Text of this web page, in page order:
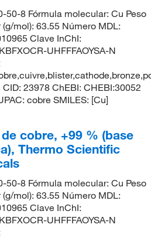
50-8 Fórmula molecular: Cu Peso
mol): 63.55 Número MDL:
Clave InChI:
UHFFFAOYSA-N
23978 ChEBI: CHEBI:30052
cobre SMILES: [Cu]
cobre, +99 % (base
Thermo Scientific
50-8 Fórmula molecular: Cu Peso
mol): 63.55 Número MDL:
Clave InChI:
UHFFFAOYSA-N